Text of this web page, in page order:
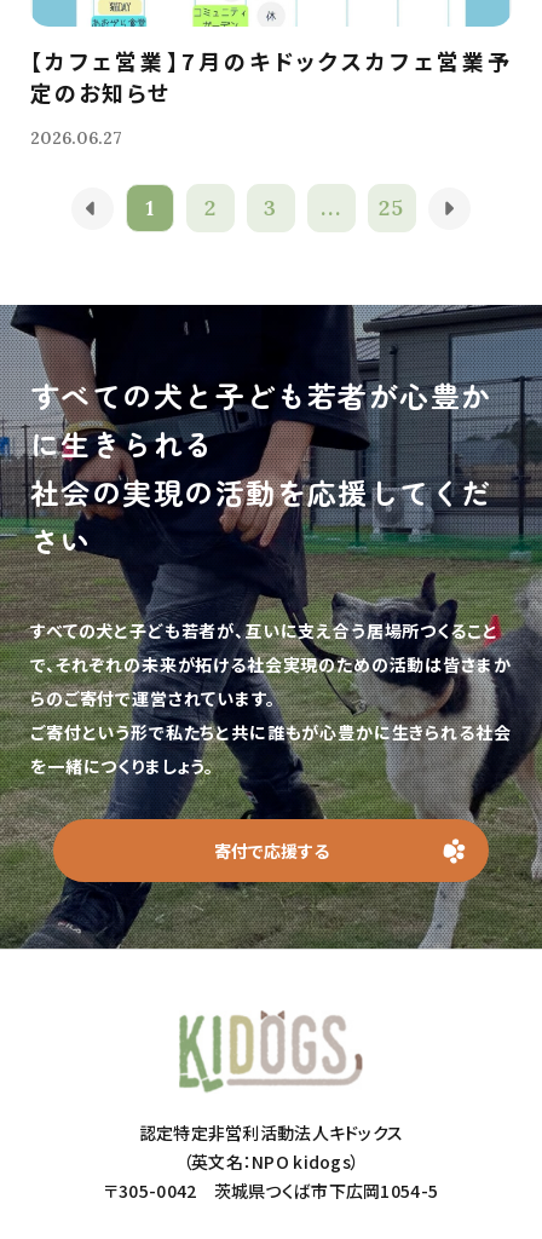
【カフェ営業】7月のキドックスカフェ営業予
定のお知らせ
2026.06.27
1 2 3 ... 25
すべての犬と子ども若者が心豊か
に生きられる
社会の実現の活動を応援してくだ
さい
すべての犬と子ども若者が、互いに支え合う居場所つくること
で、それぞれの未来が拓ける社会実現のための活動は皆さまか
らのご寄付で運営されています。
ご寄付という形で私たちと共に誰もが心豊かに生きられる社会
を一緒につくりましょう。
寄付で応援する
認定特定非営利活動法人キドックス
（英文名：NPO kidogs）
〒305-0042 茨城県つくば市下広岡1054-5